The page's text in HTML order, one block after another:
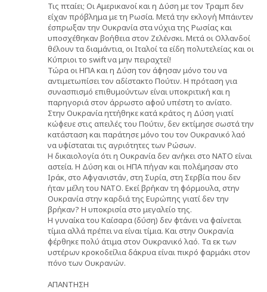
Τις πταίει; Οι Αμερικανοί και η Δύση με τον Τραμπ δεν
είχαν πρόβλημα με τη Ρωσία. Μετά την εκλογή Μπάιντεν
έσπρωξαν την Ουκρανία στα νύχια της Ρωσίας και
υποσχέθηκαν βοήθεια στον Ζελένσκι. Μετά οι Ολλανδοί
θέλουν τα διαμάντια, οι Ιταλοί τα είδη πολυτελείας και οι
Κύπριοι το swift να μην πειραχτεί!
Τώρα οι ΗΠΑ και η Δύση τον άφησαν μόνο του να
αντιμετωπίσει τον αδίστακτο Πούτιν. Η πρόταση για
συνασπισμό επιθυμούντων είναι υποκριτική και η
παρηγοριά στον άρρωστο αφού υπέστη το ανίατο.
Στην Ουκρανία ηττήθηκε κατά κράτος η Δύση γιατί
κώφευε στις απειλές του Πούτιν, δεν εκτίμησε σωστά την
κατάσταση και παράτησε μόνο του τον Ουκρανικό λαό
να υφίσταται τις αγριότητες των Ρώσων.
Η δικαιολογία ότι η Ουκρανία δεν ανήκει στο ΝΑΤΟ είναι
αστεία. Η Δύση και οι ΗΠΑ πήγαν και πολέμησαν στο
Ιράκ, στο Αφγανιστάν, στη Συρία, στη Σερβία που δεν
ήταν μέλη του ΝΑΤΟ. Εκεί βρήκαν τη φόρμουλα, στην
Ουκρανία στην καρδιά της Ευρώπης γιατί δεν την
βρήκαν? Η υποκρισία στο μεγαλείο της.
Η γυναίκα του Καίσαρα (δύση) δεν φτάνει να φαίνεται
τίμια αλλά πρέπει να είναι τίμια. Και στην Ουκρανία
φέρθηκε πολύ άτιμα στον Ουκρανικό λαό. Τα εκ των
υστέρων κροκοδείλια δάκρυα είναι πικρό φαρμάκι στον
πόνο των Ουκρανών.
ΑΠΑΝΤΗΣΗ